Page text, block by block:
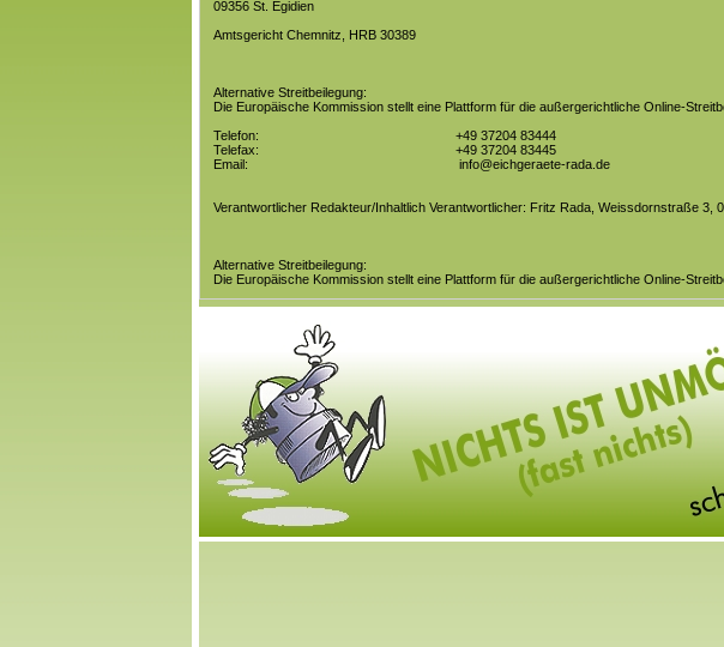
09356 St. Egidien
Amtsgericht Chemnitz, HRB 30389
Alternative Streitbeilegung:
Die Europäische Kommission stellt eine Plattform für die außergerichtliche Online-
Telefon:
+49 37204 83444
Telefax:
+49 37204 83445
Email:
info@eichgeraete-rada.de
Verantwortlicher Redakteur/Inhaltlich Verantwortlicher: Fritz Rada, Weissdornstraße 3,
Alternative Streitbeilegung:
Die Europäische Kommission stellt eine Plattform für die außergerichtliche Online-